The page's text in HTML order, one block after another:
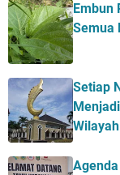
Embun
Semua
Setiap